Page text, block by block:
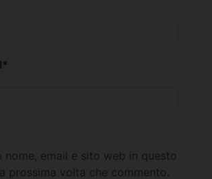
*
nome, email e sito web in questo
prossima volta che commento.